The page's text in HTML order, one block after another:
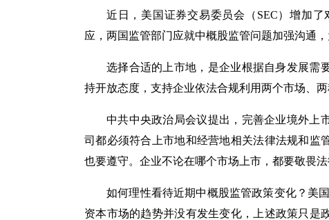
近日，美国证券交易委员会（SEC）增加
应，两国监管部门应就中概股监管问题加强沟通
选择合适的上市地，是企业根据自身发展需
持开放态度，支持企业依法合规利用两个市场、两
中共中央政治局会议提出，完善企业境外上
司都必须符合上市地和经营地相关法律法规和监
也要遵守。企业不论在哪个市场上市，都要敬畏
如何理性看待近期中概股监管政策变化？美
资本市场的趋势并没有发生变化，上述政策只是